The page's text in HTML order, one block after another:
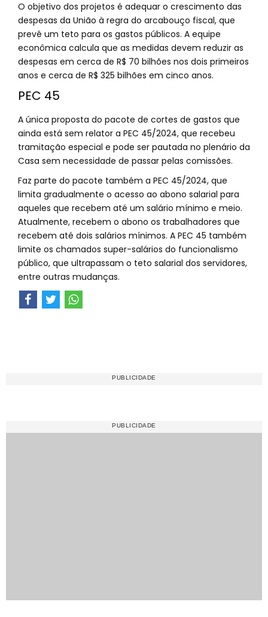
O objetivo dos projetos é adequar o crescimento das
despesas da União à regra do arcabouço fiscal, que
prevê um teto para os gastos públicos. A equipe
econômica calcula que as medidas devem reduzir as
despesas em cerca de R$ 70 bilhões nos dois primeiros
anos e cerca de R$ 325 bilhões em cinco anos.
PEC 45
A única proposta do pacote de cortes de gastos que
ainda está sem relator a PEC 45/2024, que recebeu
tramitação especial e pode ser pautada no plenário da
Casa sem necessidade de passar pelas comissões.
Faz parte do pacote também a PEC 45/2024, que
limita gradualmente o acesso ao abono salarial para
aqueles que recebem até um salário mínimo e meio.
Atualmente, recebem o abono os trabalhadores que
recebem até dois salários mínimos. A PEC 45 também
limite os chamados super-salários do funcionalismo
público, que ultrapassam o teto salarial dos servidores,
entre outras mudanças.